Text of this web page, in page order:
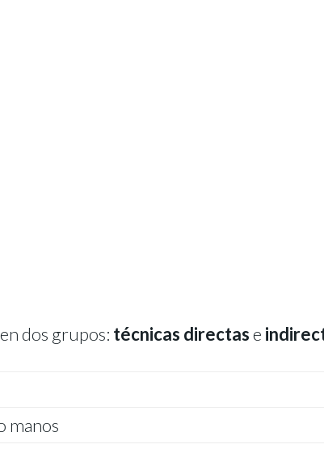
dos grupos: técnicas directase
manos